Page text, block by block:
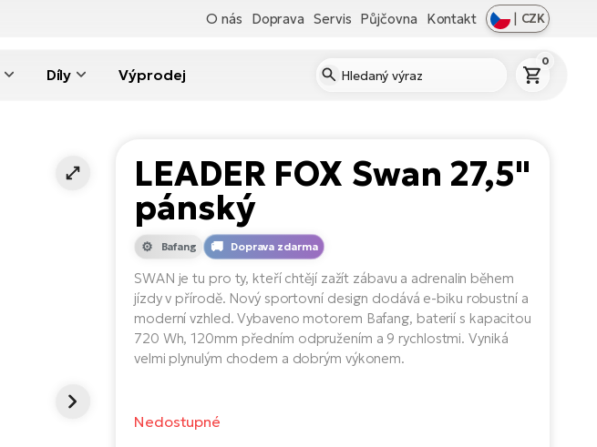
O nás Doprava Servis Půjčovna Kontakt | CZK
Díly Výprodej
0
LEADER FOX Swan 27,5"
pánský
Bafang Doprava zdarma
SWAN je tu pro ty, kteří chtějí zažít zábavu a adrenalin během
jízdy v přírodě. Nový sportovní design dodává e-biku robustní a
moderní vzhled. Vybaveno motorem Bafang, baterií s kapacitou
720 Wh, 120mm předním odpružením a 9 rychlostmi. Vyniká
velmi plynulým chodem a dobrým výkonem.
Nedostupné